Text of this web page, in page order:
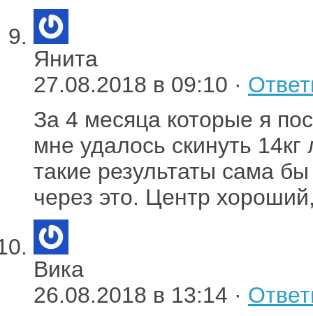
Янита
27.08.2018 в 09:10 ·
За 4 месяца которые я
мне удалось скинуть
такие результаты сама
через это. Центр
Вика
26.08.2018 в 13:14 ·